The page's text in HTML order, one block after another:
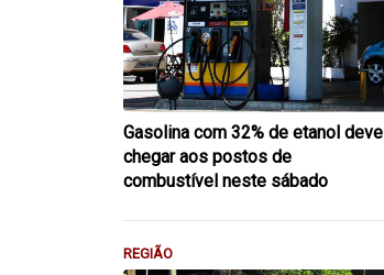
Gasolina com 32% de etanol deve
chegar aos postos de
combustível neste sábado
REGIÃO